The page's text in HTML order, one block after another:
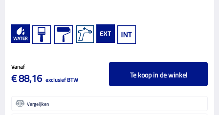
Vanaf
€ 88,16 exclusief BTW Te koop in de winkel
Vergelijken